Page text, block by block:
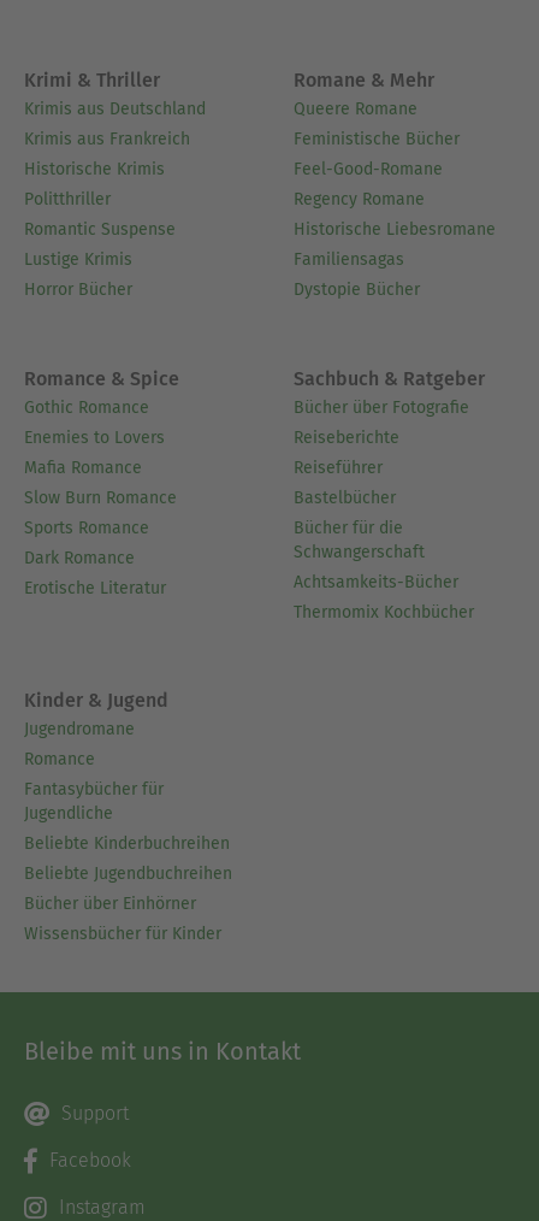
„Luther. Leben und Wirkung“ lieferbar. Am 9.
September 2024 verstarb Friedrich Schorlemmer
in Berlin.
Ausblenden
Krimi & Thriller
Krimis aus Deutschland
Krimis aus Frankreich
Historische Krimis
Politthriller
Romantic Suspense
Lustige Krimis
Horror Bücher
Romane & Mehr
Queere Romane
Feministische Bücher
Feel-Good-Romane
Regency Romane
Historische Liebesromane
Familiensagas
Dystopie Bücher
Romance & Spice
Gothic Romance
Enemies to Lovers
Mafia Romance
Slow Burn Romance
Sports Romance
Dark Romance
Erotische Literatur
Sachbuch & Ratgeber
Bücher über Fotografie
Reiseberichte
Reiseführer
Bastelbücher
Bücher für die
Schwangerschaft
Achtsamkeits-Bücher
Thermomix Kochbücher
Kinder & Jugend
Jugendromane
Romance
Fantasybücher für
Jugendliche
Beliebte Kinderbuchreihen
Beliebte Jugendbuchreihen
Bücher über Einhörner
Wissensbücher für Kinder
Bleibe mit uns in Kontakt
Support
Facebook
Instagram